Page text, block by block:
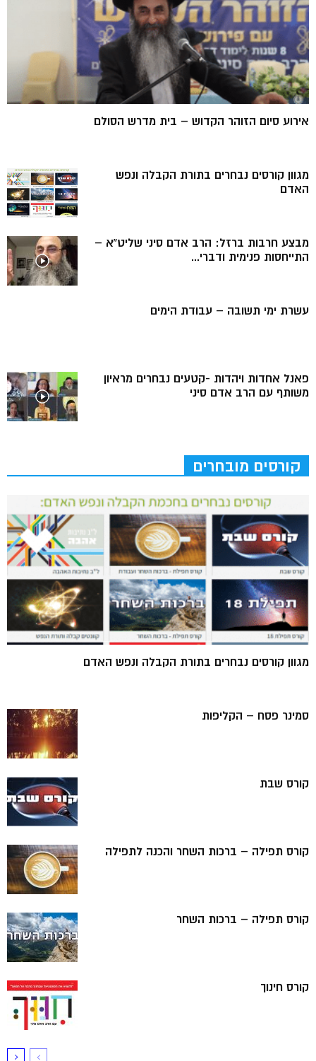
אירוע סיום הזוהר הקדוש – בית מדרש הסולם
מגוון קורסים נבחרים בתורת הקבלה ונפש
האדם
מבצע חרבות ברזל: הרב אדם סיני שליט”א –
התייחסות פנימית ודברי...
עשרת ימי תשובה – עבודת הימים
פאנל אחדות ויהדות -קטעים נבחרים מראיון
משותף עם הרב אדם סיני
קורסים מובחרים
מגוון קורסים נבחרים בתורת הקבלה ונפש האדם
סמינר פסח – הקליפות
קורס שבת
קורס תפילה – ברכות השחר והכנה לתפילה
קורס תפילה – ברכות השחר
קורס חינוך